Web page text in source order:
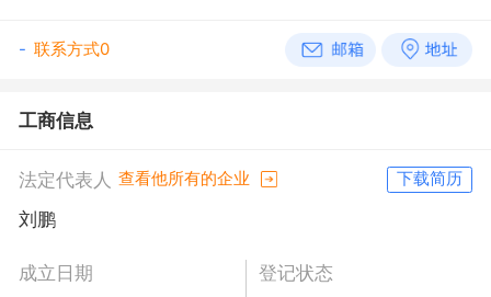
- 联系方式0
工商信息
法定代表人 查看他所有的企业 下载简历
刘鹏
成立日期
登记状态